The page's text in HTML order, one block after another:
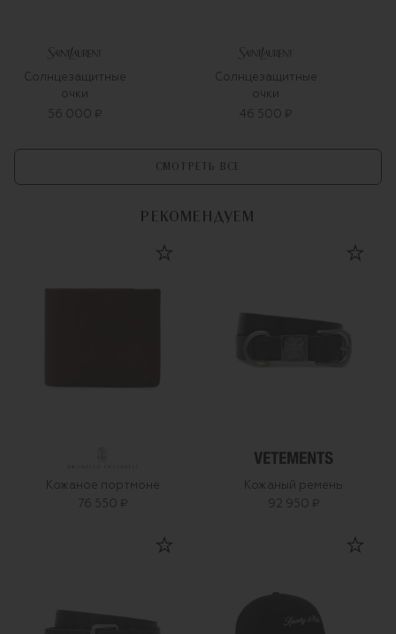
Солнцезащитные
очки
56 000 ₽
Солнцезащитные
очки
46 500 ₽
СМОТРЕТЬ ВСЕ
РЕКОМЕНДУЕМ
Кожаное портмоне
76 550 ₽
Кожаный ремень
92 950 ₽